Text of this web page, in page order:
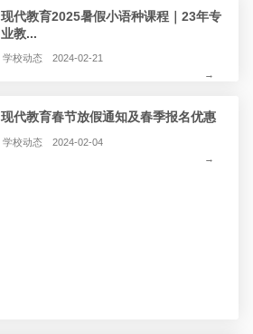
现代教育2025暑假小语种课程｜23年专
业教...
学校动态
2024-02-21
→
现代教育春节放假通知及春季报名优惠
学校动态
2024-02-04
→